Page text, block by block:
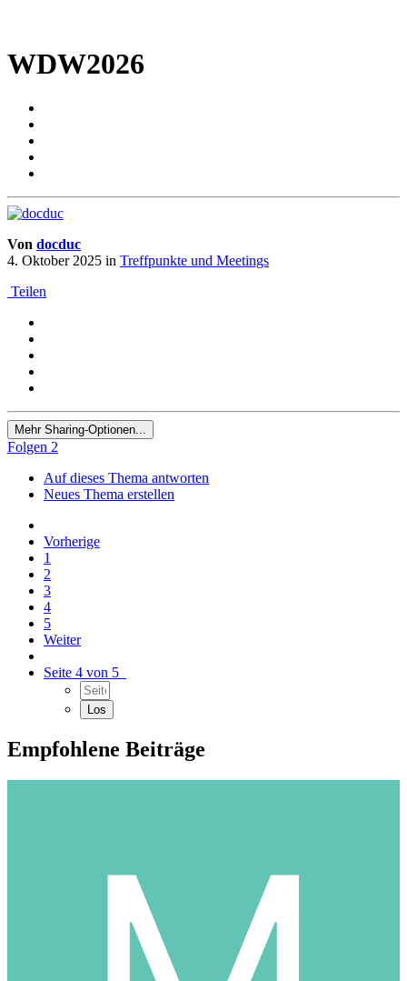
WDW2026
Von docduc
4. Oktober 2025 in Treffpunkte und Meetings
Teilen
Mehr Sharing-Optionen...
Folgen 2
Auf dieses Thema antworten
Neues Thema erstellen
Vorherige
1
2
3
4
5
Weiter
Seite 4 von 5
Empfohlene Beiträge